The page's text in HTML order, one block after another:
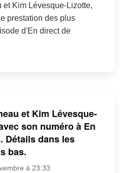
et Kim Lévesque-Lizotte,
prestation des plus
d'En direct de
et Kim Lévesque-
son numéro à En
Détails dans les
bas.
à 23:33